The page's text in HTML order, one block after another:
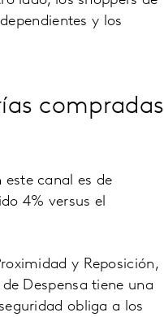
y los
compradas
canal es de
4% versus el
y Reposición,
Despensa tiene una
obliga a los